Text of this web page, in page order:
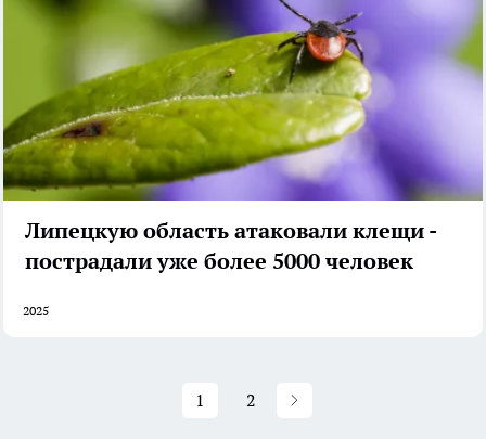
Липецкую область атаковали клещи -
пострадали уже более 5000 человек
2025
1 2